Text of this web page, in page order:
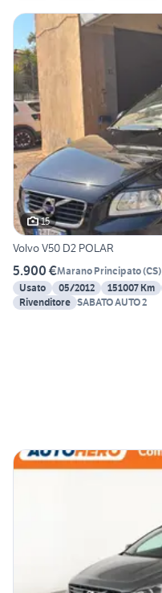
15
Volvo V50 D2 POLAR
5.900 €Marano Principato(CS)
Usato
05/2012 151007 Km
Rivenditore SABATO AUTO 2